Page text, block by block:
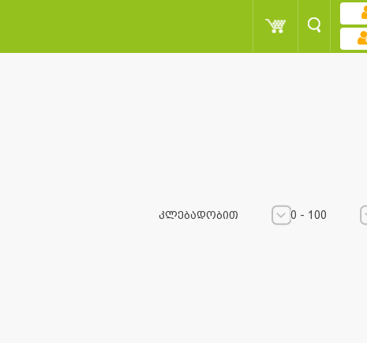
კლებადობით 0 - 100